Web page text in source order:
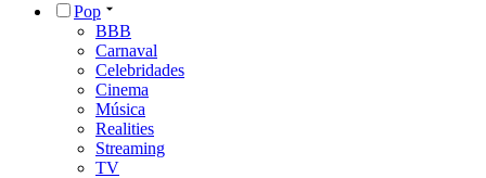
Pop
BBB
Carnaval
Celebridades
Cinema
Música
Realities
Streaming
TV